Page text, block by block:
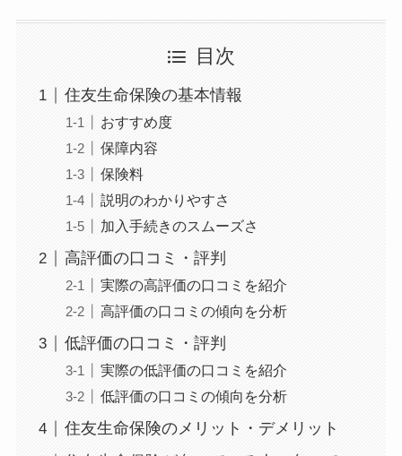
目次
住友生命保険の基本情報
おすすめ度
保障内容
保険料
説明のわかりやすさ
加入手続きのスムーズさ
高評価の口コミ・評判
実際の高評価の口コミを紹介
高評価の口コミの傾向を分析
低評価の口コミ・評判
実際の低評価の口コミを紹介
低評価の口コミの傾向を分析
住友生命保険のメリット・デメリット